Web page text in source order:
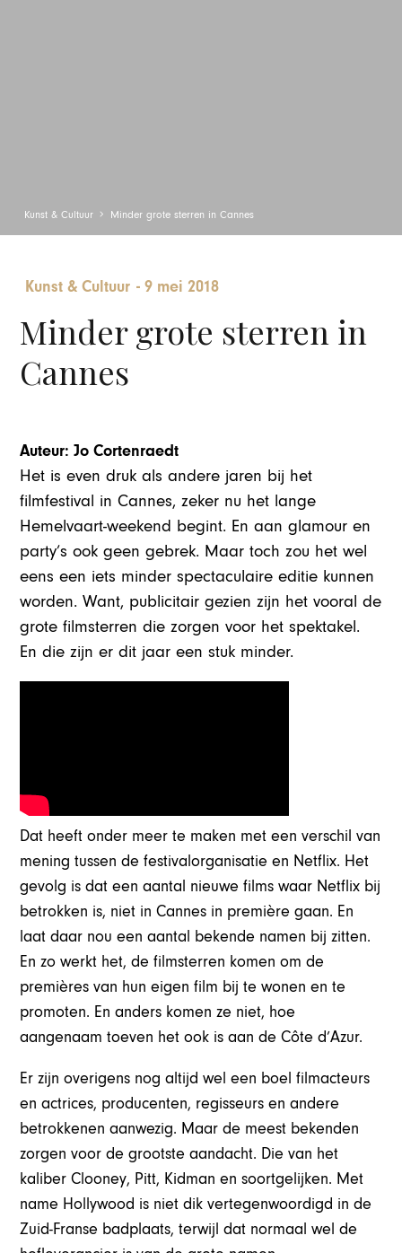
Kunst & Cultuur Minder grote sterren in Cannes
Kunst & Cultuur -9 mei 2018
Minder grote sterren in
Cannes
Auteur: Jo Cortenraedt
Het is even druk als andere jaren bij het
filmfestival in Cannes, zeker nu het lange
Hemelvaart-weekend begint. En aan glamour en
party’s ook geen gebrek. Maar toch zou het wel
eens een iets minder spectaculaire editie kunnen
worden. Want, publicitair gezien zijn het vooral de
grote filmsterren die zorgen voor het spektakel.
En die zijn er dit jaar een stuk minder.
Dat heeft onder meer te maken met een verschil van
mening tussen de festivalorganisatie en Netflix. Het
gevolg is dat een aantal nieuwe films waar Netflix bij
betrokken is, niet in Cannes in première gaan. En
laat daar nou een aantal bekende namen bij zitten.
En zo werkt het, de filmsterren komen om de
premières van hun eigen film bij te wonen en te
promoten. En anders komen ze niet, hoe
aangenaam toeven het ook is aan de Côte d’Azur.
Er zijn overigens nog altijd wel een boel filmacteurs
en actrices, producenten, regisseurs en andere
betrokkenen aanwezig. Maar de meest bekenden
zorgen voor de grootste aandacht. Die van het
kaliber Clooney, Pitt, Kidman en soortgelijken. Met
name Hollywood is niet dik vertegenwoordigd in de
Zuid-Franse badplaats, terwijl dat normaal wel de